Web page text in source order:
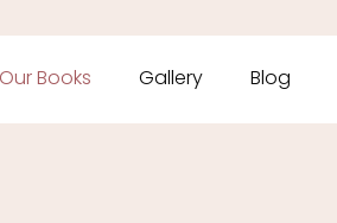
Our Books Gallery Blog